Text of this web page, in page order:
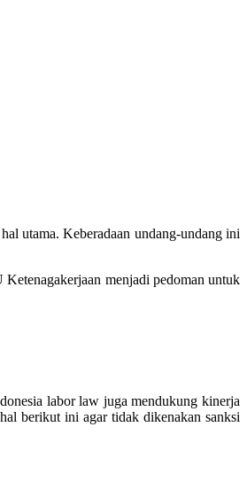
utama. Keberadaan undang-undang ini
Ketenagakerjaan menjadi pedoman untuk
labor law juga mendukung kinerja
berikut ini agar tidak dikenakan sanksi